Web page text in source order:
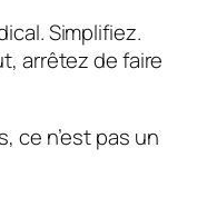
Simplifiez.
arrêtez de faire
ce n’est pas un